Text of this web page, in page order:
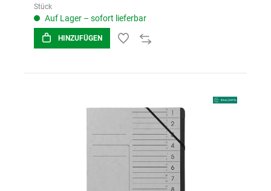
Stück
Auf Lager – sofort lieferbar
HINZUFÜGEN